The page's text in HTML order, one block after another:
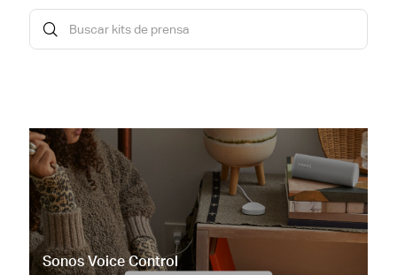
Sonos Voice Control